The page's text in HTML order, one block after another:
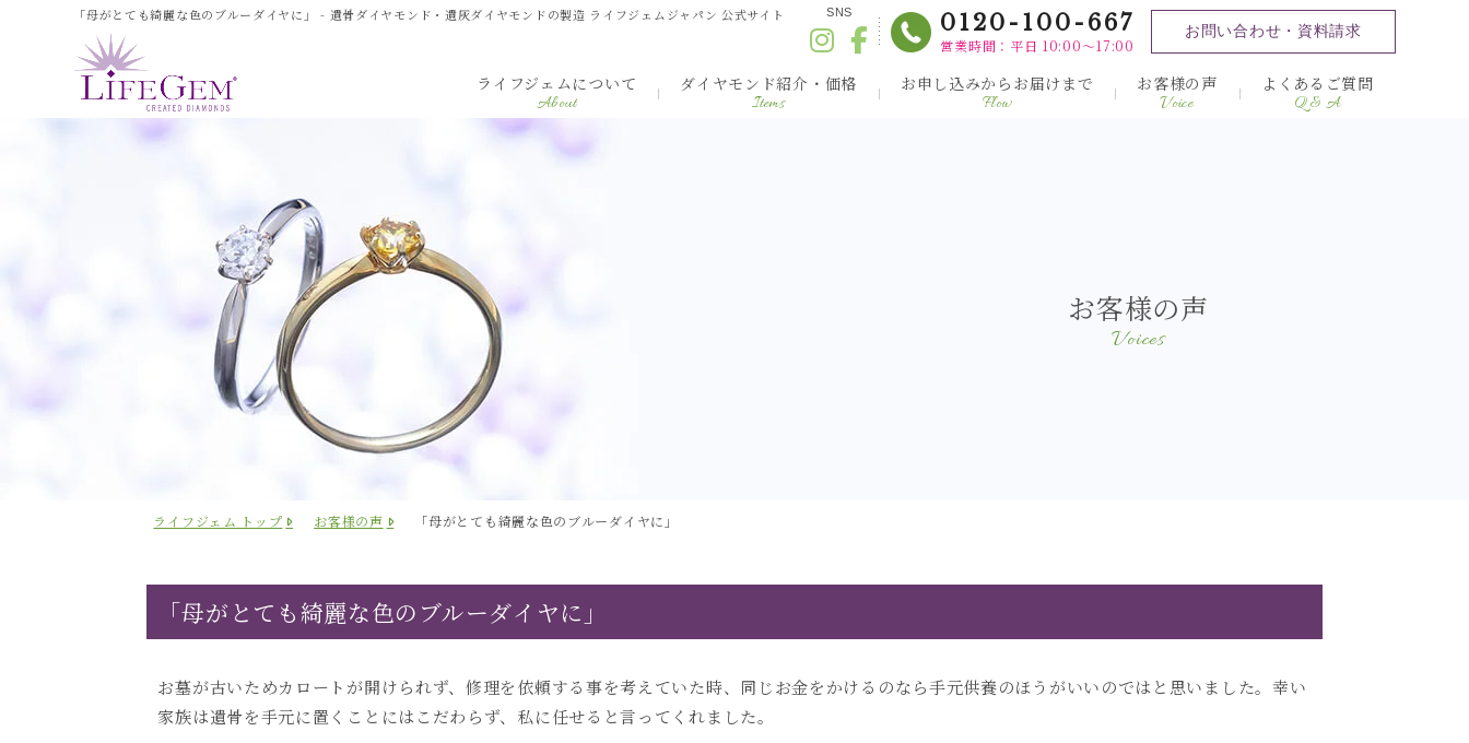
「母がとても綺麗な色のブルーダイヤに」 - 遺骨ダイヤモンド・遺灰ダイヤモンドの製造 ライフジェムジャパン 公式サイト SNS 0120-100-667
営業時間：平日 10:00～17:00
お問い合わせ・資料請求
ライフジェムについて
About
ダイヤモンド紹介・価格
Items
お申し込みからお届けまで
Flow
お客様の声
Voice
よくあるご質問
Q & A
お客様の声
Voices
ライフジェム トップ お客様の声 「母がとても綺麗な色のブルーダイヤに」
「母がとても綺麗な色のブルーダイヤに」
お墓が古いためカロートが開けられず、修理を依頼する事を考えていた時、同じお金をかけるのなら手元供養のほうがいいのではと思いました。幸い
家族は遺骨を手元に置くことにはこだわらず、私に任せると言ってくれました。